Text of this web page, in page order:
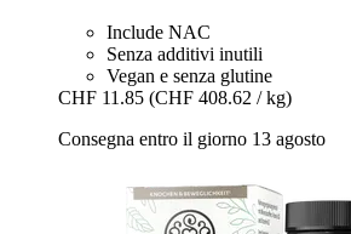
Include NAC
Senza additivi inutili
Vegan e senza glutine
CHF 11.85 (CHF 408.62 / kg)
Consegna entro il giorno 13 agosto